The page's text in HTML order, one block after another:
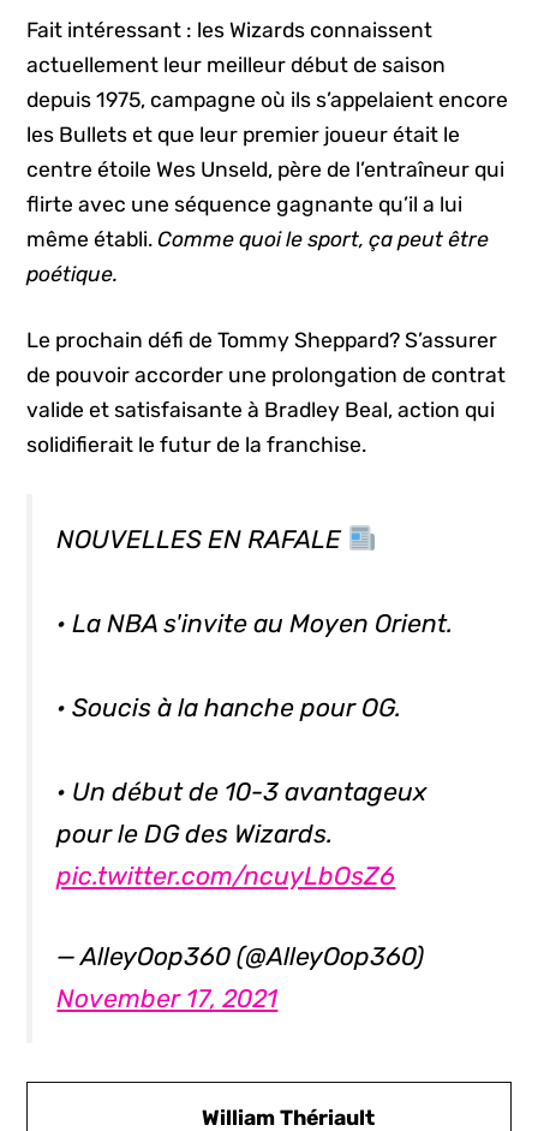
Fait intéressant : les Wizards connaissent
actuellement leur meilleur début de saison
depuis 1975, campagne où ils s’appelaient encore
les Bullets et que leur premier joueur était le
centre étoile Wes Unseld, père de l’entraîneur qui
flirte avec une séquence gagnante qu’il a lui
même établi. Comme quoi le sport, ça peut être
poétique.
Le prochain défi de Tommy Sheppard? S’assurer
de pouvoir accorder une prolongation de contrat
valide et satisfaisante à Bradley Beal, action qui
solidifierait le futur de la franchise.
NOUVELLES EN RAFALE
• La NBA s'invite au Moyen Orient.
• Soucis à la hanche pour OG.
• Un début de 10-3 avantageux
pour le DG des Wizards.
pic.twitter.com/ncuyLbOsZ6
— AlleyOop360 (@AlleyOop360)
November 17, 2021
William Thériault